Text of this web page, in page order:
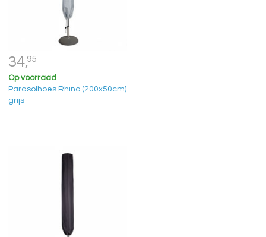
34,95
Op voorraad
Parasolhoes Rhino (200x50cm)
grijs